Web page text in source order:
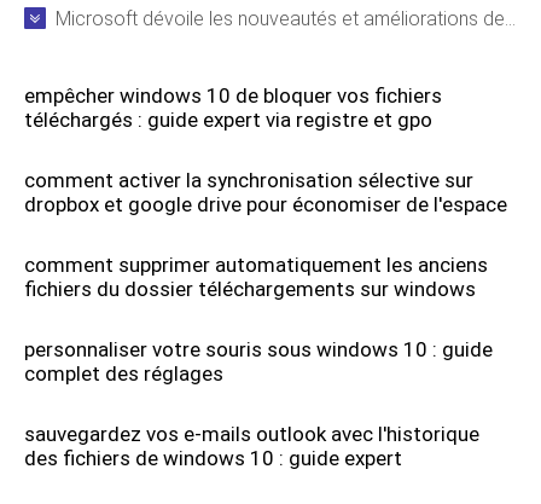
Microsoft dévoile les nouveautés et améliorations de Teams en janvier 2021
empêcher windows 10 de bloquer vos fichiers
téléchargés : guide expert via registre et gpo
comment activer la synchronisation sélective sur
dropbox et google drive pour économiser de l'espace
comment supprimer automatiquement les anciens
fichiers du dossier téléchargements sur windows
personnaliser votre souris sous windows 10 : guide
complet des réglages
sauvegardez vos e-mails outlook avec l'historique
des fichiers de windows 10 : guide expert